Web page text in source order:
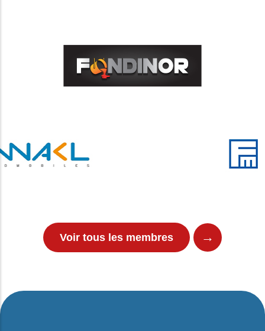
Voir tous les membres →